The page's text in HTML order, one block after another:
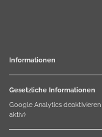
Informationen
Gesetzliche Informationen
Google Analytics deaktivieren
aktiv)